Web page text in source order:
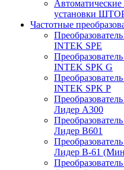
установки
Частотные
INTEK SPE
INTEK SPK G
INTEK SPK P
Лидер А300
Лидер B601
Лидер В-61